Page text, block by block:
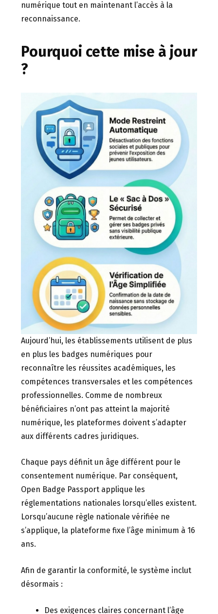
numérique tout en maintenant l’accès à la
reconnaissance.
Pourquoi cette mise à jour
?
Aujourd’hui, les établissements utilisent de plus
en plus les badges numériques pour
reconnaître les réussites académiques, les
compétences transversales et les compétences
professionnelles. Comme de nombreux
bénéficiaires n’ont pas atteint la majorité
numérique, les plateformes doivent s’adapter
aux différents cadres juridiques.
Chaque pays définit un âge différent pour le
consentement numérique. Par conséquent,
Open Badge Passport applique les
réglementations nationales lorsqu’elles existent.
Lorsqu’aucune règle nationale vérifiée ne
s’applique, la plateforme fixe l’âge minimum à 16
ans.
Afin de garantir la conformité, le système inclut
désormais :
Des exigences claires concernant l’âge